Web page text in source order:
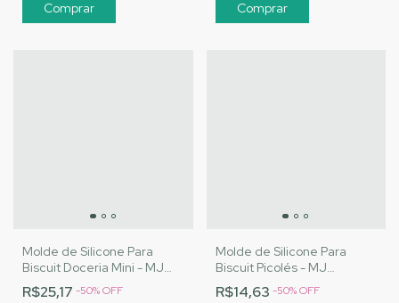
Molde de Silicone Para
Biscuit Doceria Mini - MJ
Artesanatos |Cód. 2844
R$25,17 -50%OFF
Molde de Silicone Para
Biscuit Picolés - MJ
Artesanatos |Cód. 2843
R$14,63 -50%OFF